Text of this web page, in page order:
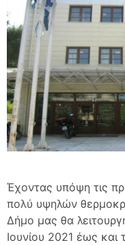
Έχοντας υπόψη τις
πολύ υψηλών
Δήμο μας θα
Ιουνίου 2021 έως και